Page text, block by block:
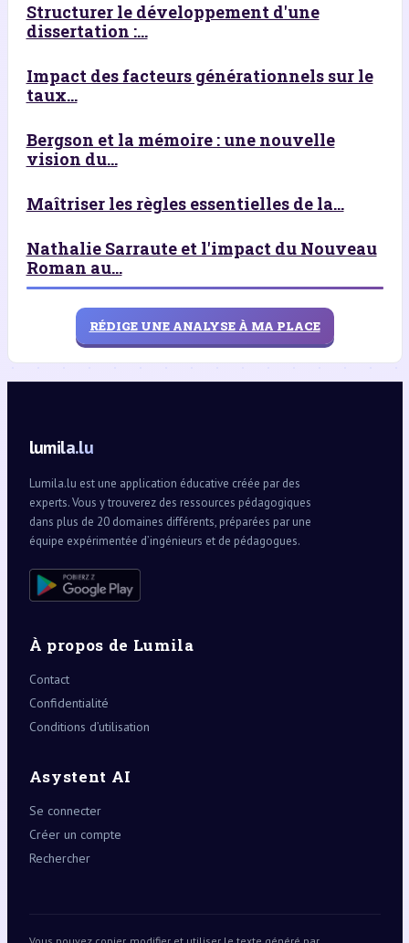
Structurer le développement d'une
dissertation :...
Impact des facteurs générationnels sur le
taux...
Bergson et la mémoire : une nouvelle
vision du...
Maîtriser les règles essentielles de la...
Nathalie Sarraute et l'impact du Nouveau
Roman au...
RÉDIGE UNE ANALYSE À MA PLACE
lumila.lu
Lumila.lu est une application éducative créée par des
experts. Vous y trouverez des ressources pédagogiques
dans plus de 20 domaines différents, préparées par une
équipe expérimentée d’ingénieurs et de pédagogues.
À propos de Lumila
Contact
Confidentialité
Conditions d’utilisation
Asystent AI
Se connecter
Créer un compte
Rechercher